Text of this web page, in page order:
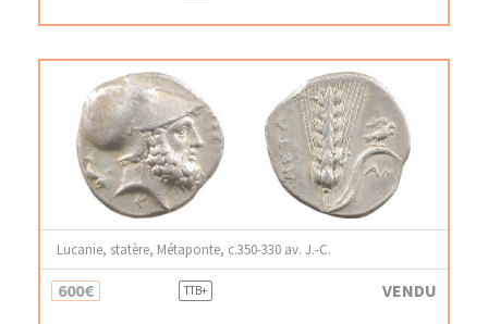
Lucanie, statère, Métaponte, c.350-330 av. J.-C.
600€ TTB+ VENDU